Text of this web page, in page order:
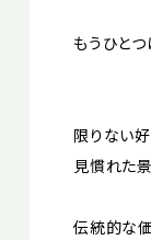
もうひとつ
限りない
見慣れた
伝統的な価